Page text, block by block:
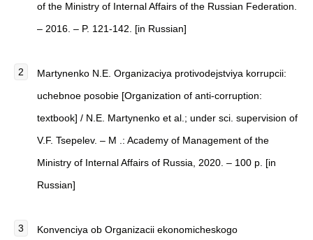
of the Ministry of Internal Affairs of the Russian Federation.
– 2016. – P. 121-142. [in Russian]
Martynenko N.E. Organizaciya protivodejstviya korrupcii:
uchebnoe posobie [Organization of anti-corruption:
textbook] / N.E. Martynenko et al.; under sci. supervision of
V.F. Tsepelev. – M .: Academy of Management of the
Ministry of Internal Affairs of Russia, 2020. – 100 p. [in
Russian]
Konvenciya ob Organizacii ekonomicheskogo